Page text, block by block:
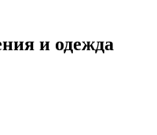
и одежда